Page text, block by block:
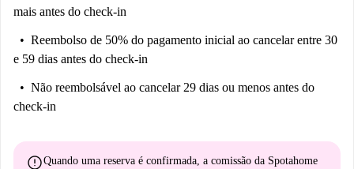
mais antes do check-in
Reembolso de 50% do pagamento inicial ao cancelar entre 30
e 59 dias antes do check-in
Não reembolsável ao cancelar 29 dias ou menos antes do
check-in
errorQuando uma reserva é confirmada, a comissão da Spotahome